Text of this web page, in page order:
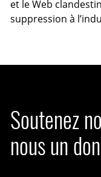
et le Web
suppression à
Soutenez
nous un